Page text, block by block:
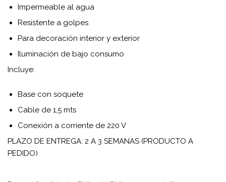
Impermeable al agua
Resistente a golpes
Para decoración interior y exterior
Iluminación de bajo consumo
Incluye:
Base con soquete
Cable de 1,5 mts
Conexión a corriente de 220 V
PLAZO DE ENTREGA: 2 A 3 SEMANAS (PRODUCTO A
PEDIDO)